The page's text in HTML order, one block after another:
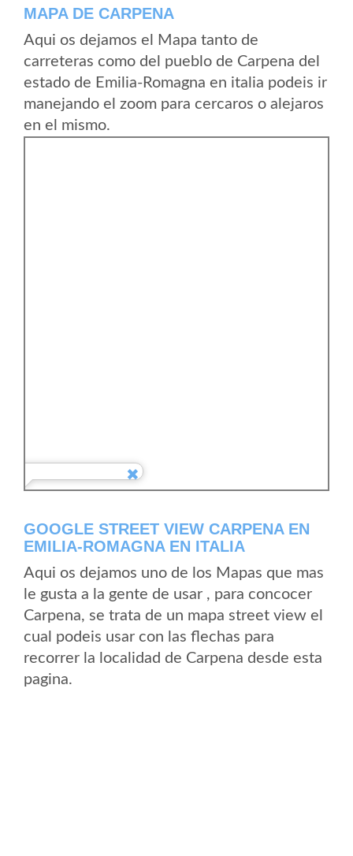
MAPA DE CARPENA
Aqui os dejamos el Mapa tanto de
carreteras como del pueblo de Carpena del
estado de Emilia-Romagna en italia podeis ir
manejando el zoom para cercaros o alejaros
en el mismo.
GOOGLE STREET VIEW CARPENA EN
EMILIA-ROMAGNA EN ITALIA
Aqui os dejamos uno de los Mapas que mas
le gusta a la gente de usar , para concocer
Carpena, se trata de un mapa street view el
cual podeis usar con las flechas para
recorrer la localidad de Carpena desde esta
pagina.